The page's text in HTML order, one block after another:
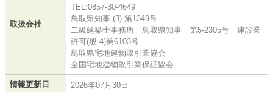
取扱会社
TEL:0857-30-4649
鳥取県知事 (3) 第1349号
二級建築士事務所 鳥取県知事 第5-2305号 建設業
許可(般-4)第6103号
鳥取県宅地建物取引業協会
全国宅地建物取引業保証協会
情報更新日 2026年07月30日